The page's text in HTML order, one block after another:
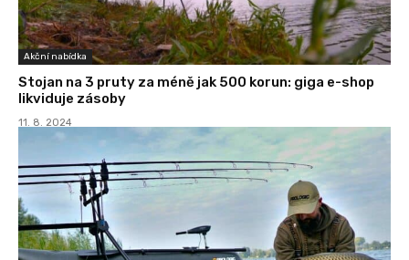
Akční nabídka
Stojan na 3 pruty za méně jak 500 korun: giga e-shop
likviduje zásoby
11. 8. 2024